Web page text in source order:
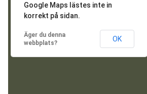
Google Maps lästes inte in
korrekt på sidan.
Äger du denna
webbplats?
OK